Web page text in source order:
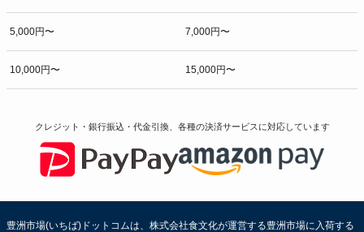
5,000円〜 7,000円〜
10,000円〜 15,000円〜
クレジット・銀行振込・代金引換、各種の決済サービスに対応しています
豊洲市場(いちば)ドットコムは、株式会社食文化が運営する豊洲市場に入荷する